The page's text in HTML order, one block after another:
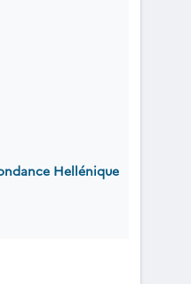
Hellénique